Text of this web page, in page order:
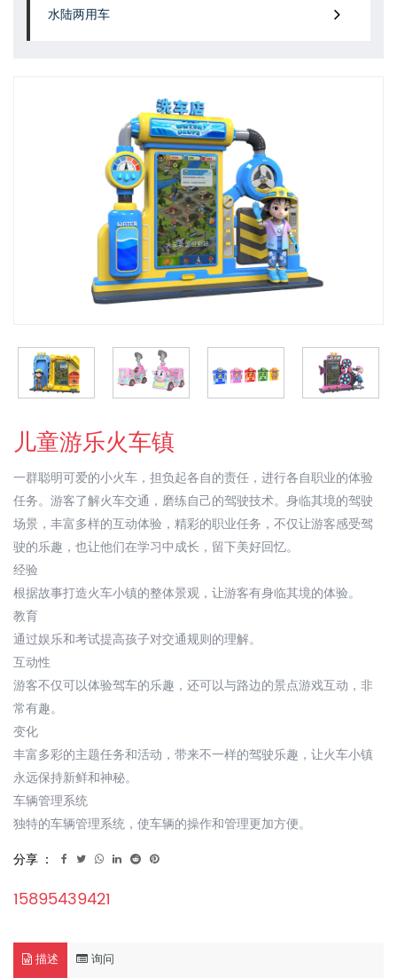
水陆两用车
儿童游乐火车镇
一群聪明可爱的小火车，担负起各自的责任，进行各自职业的体验
任务。游客了解火车交通，磨练自己的驾驶技术。身临其境的驾驶
场景，丰富多样的互动体验，精彩的职业任务，不仅让游客感受驾
驶的乐趣，也让他们在学习中成长，留下美好回忆。
经验
根据故事打造火车小镇的整体景观，让游客有身临其境的体验。
教育
通过娱乐和考试提高孩子对交通规则的理解。
互动性
游客不仅可以体验驾车的乐趣，还可以与路边的景点游戏互动，非
常有趣。
变化
丰富多彩的主题任务和活动，带来不一样的驾驶乐趣，让火车小镇
永远保持新鲜和神秘。
车辆管理系统
独特的车辆管理系统，使车辆的操作和管理更加方便。
分享 ：
15895439421
描述 询问